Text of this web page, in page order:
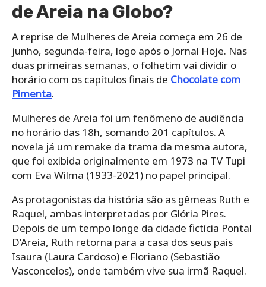
de Areia na Globo?
A reprise de Mulheres de Areia começa em 26 de
junho, segunda-feira, logo após o Jornal Hoje. Nas
duas primeiras semanas, o folhetim vai dividir o
horário com os capítulos finais de Chocolate com
Pimenta.
Mulheres de Areia foi um fenômeno de audiência
no horário das 18h, somando 201 capítulos. A
novela já um remake da trama da mesma autora,
que foi exibida originalmente em 1973 na TV Tupi
com Eva Wilma (1933-2021) no papel principal.
As protagonistas da história são as gêmeas Ruth e
Raquel, ambas interpretadas por Glória Pires.
Depois de um tempo longe da cidade fictícia Pontal
D’Areia, Ruth retorna para a casa dos seus pais
Isaura (Laura Cardoso) e Floriano (Sebastião
Vasconcelos), onde também vive sua irmã Raquel.